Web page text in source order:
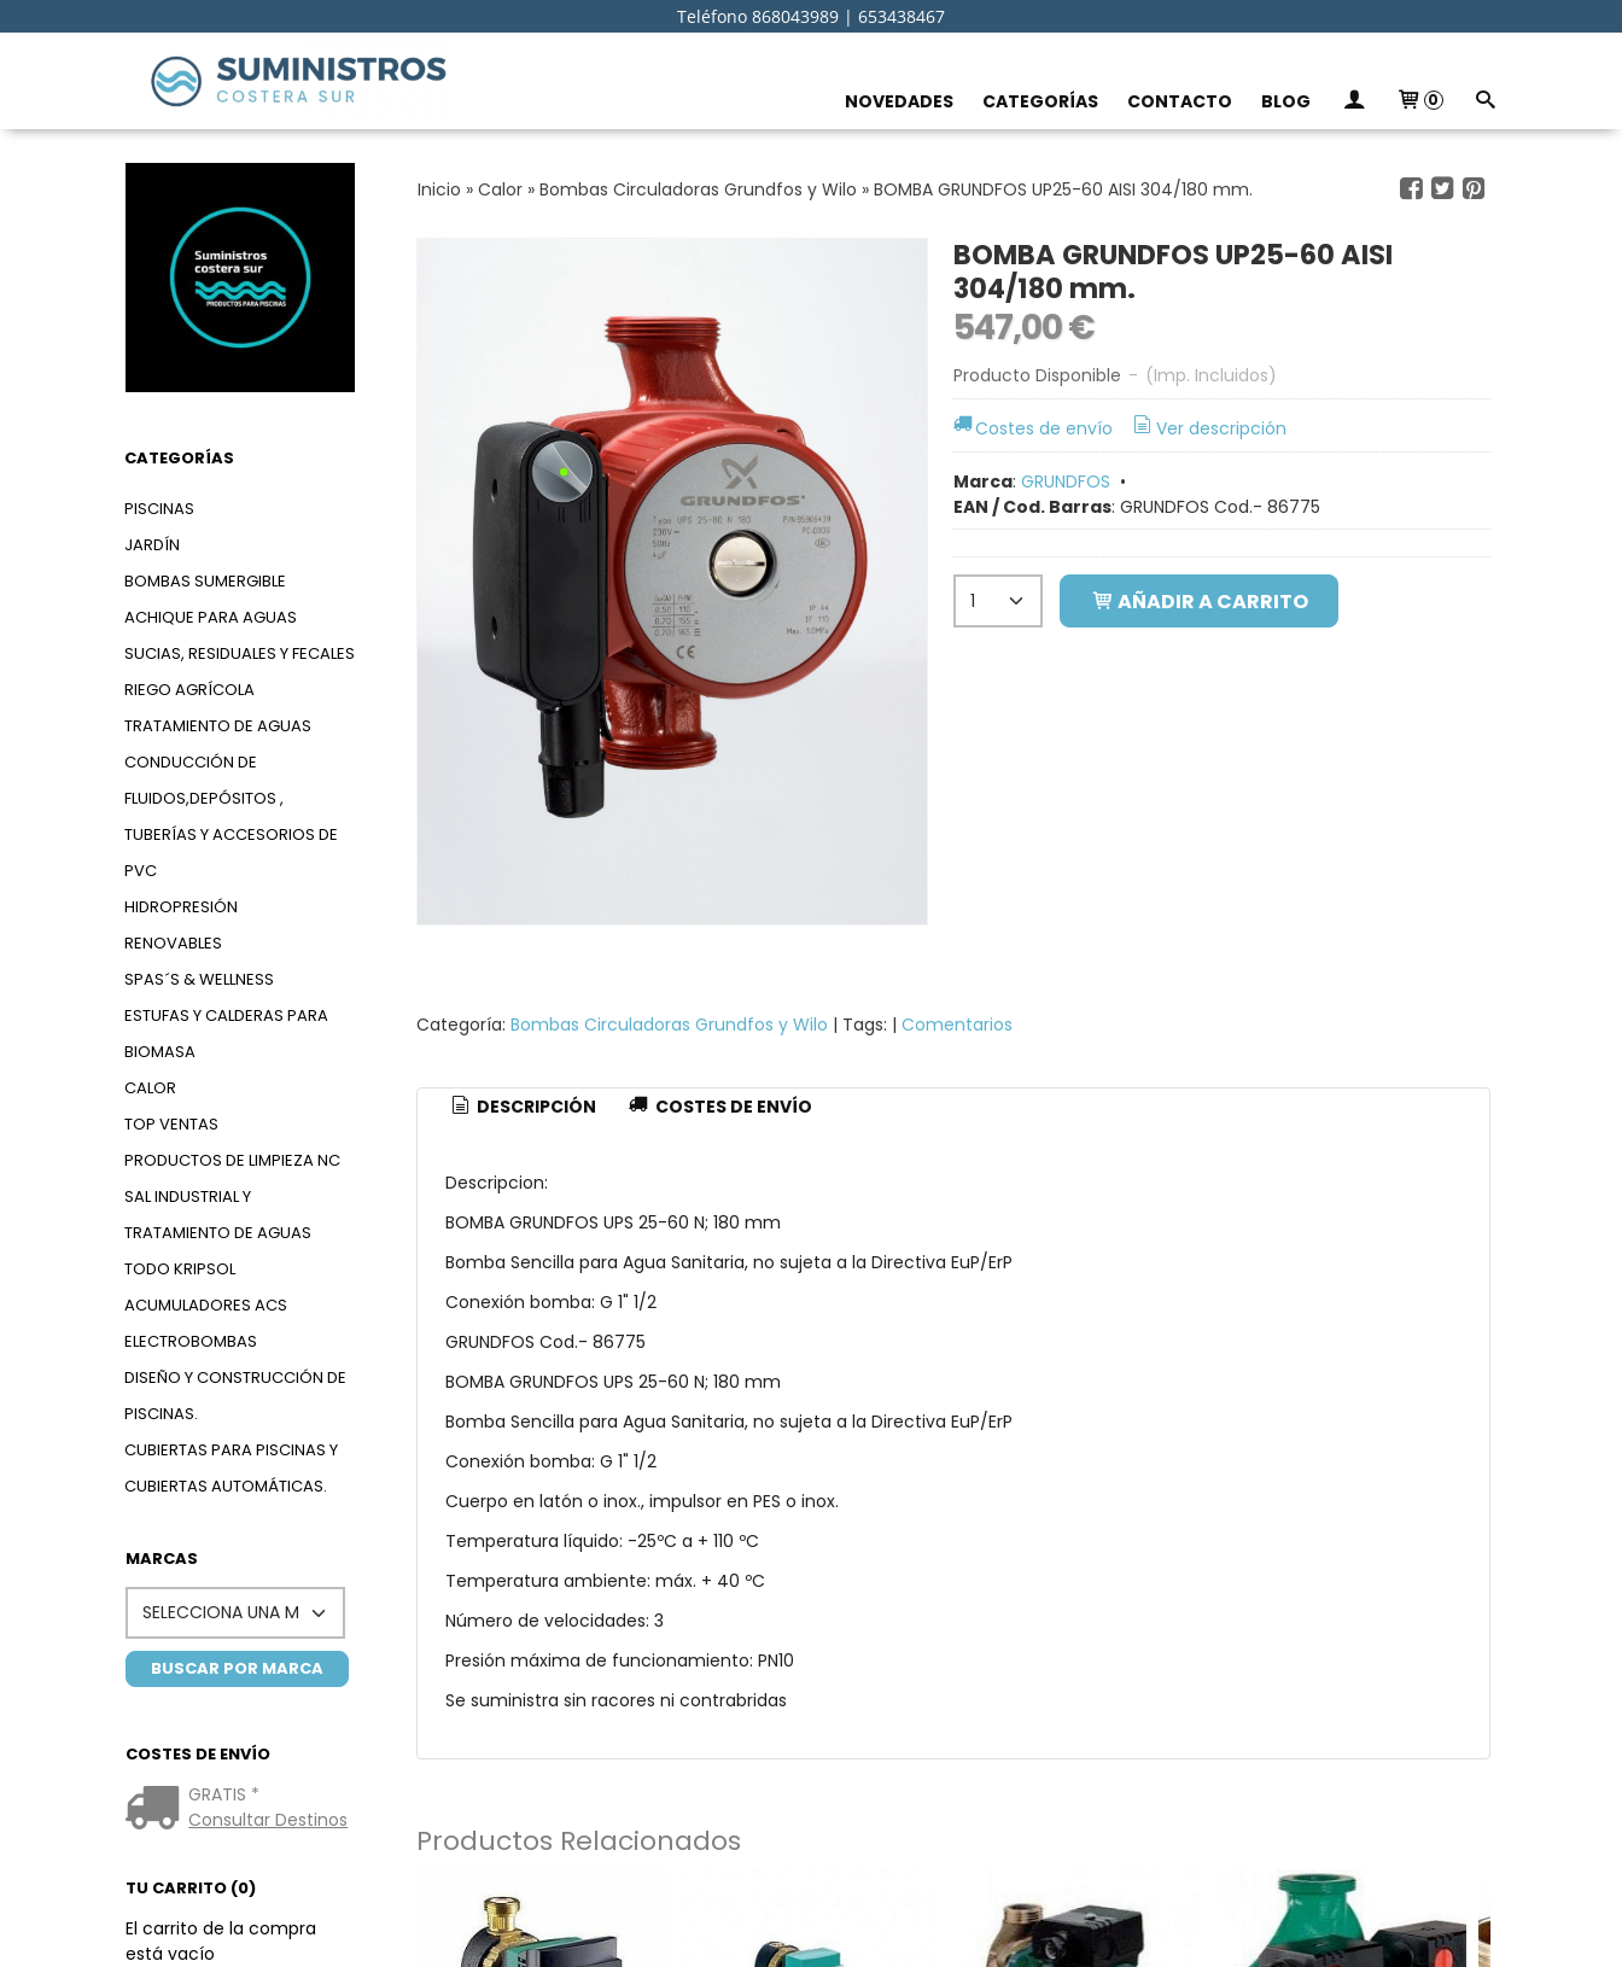
Teléfono 868043989 | 653438467
NOVEDADES CATEGORÍAS CONTACTO BLOG 0
CATEGORÍAS
PISCINAS
JARDÍN
BOMBAS SUMERGIBLE
ACHIQUE PARA AGUAS
SUCIAS, RESIDUALES Y FECALES
RIEGO AGRÍCOLA
TRATAMIENTO DE AGUAS
CONDUCCIÓN DE
FLUIDOS,DEPÓSITOS ,
TUBERÍAS Y ACCESORIOS DE
PVC
HIDROPRESIÓN
RENOVABLES
SPAS´S & WELLNESS
ESTUFAS Y CALDERAS PARA
BIOMASA
CALOR
TOP VENTAS
PRODUCTOS DE LIMPIEZA NC
SAL INDUSTRIAL Y
TRATAMIENTO DE AGUAS
TODO KRIPSOL
ACUMULADORES ACS
ELECTROBOMBAS
DISEÑO Y CONSTRUCCIÓN DE
PISCINAS.
CUBIERTAS PARA PISCINAS Y
CUBIERTAS AUTOMÁTICAS.
MARCAS
COSTES DE ENVÍO
GRATIS *
Consultar Destinos
TU CARRITO (0)
El carrito de la compra
está vacío
Inicio » Calor» Bombas Circuladoras Grundfos y Wilo » BOMBA GRUNDFOS UP25-60 AISI 304/180 mm.
BOMBA GRUNDFOS UP25-60 AISI
304/180 mm.
547,00 €
Producto Disponible - (Imp. Incluidos)
Costes de envío Ver descripción
Marca: GRUNDFOS •
EAN / Cod. Barras: GRUNDFOS Cod.- 86775
AÑADIR A CARRITO
Categoría: Bombas Circuladoras Grundfos y Wilo | Tags: | Comentarios
DESCRIPCIÓN COSTES DE ENVÍO
Descripcion:
BOMBA GRUNDFOS UPS 25-60 N; 180 mm
Bomba Sencilla para Agua Sanitaria, no sujeta a la Directiva EuP/ErP
Conexión bomba: G 1" 1/2
GRUNDFOS Cod.- 86775
BOMBA GRUNDFOS UPS 25-60 N; 180 mm
Bomba Sencilla para Agua Sanitaria, no sujeta a la Directiva EuP/ErP
Conexión bomba: G 1" 1/2
Cuerpo en latón o inox., impulsor en PES o inox.
Temperatura líquido: -25ºC a + 110 ºC
Temperatura ambiente: máx. + 40 ºC
Número de velocidades: 3
Presión máxima de funcionamiento: PN10
Se suministra sin racores ni contrabridas
Productos Relacionados